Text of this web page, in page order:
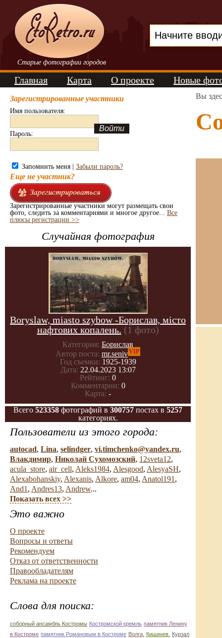
Старые фотографии городов
Главная Карта О проекте Новые
Зарегистрированные участники
Имя пользователя:
Пароль:
Запомнить меня | Забыли пароль?
Еще не участник?
Зарегистрированные участники могут размещать свои
фото, следить за комментариями и многое другое... Все
плюсы регистрации >>
Случайная фотография
Boryslaw, miasto szybow -Борислав, місто
нафтових копалень. (1 фото)
Категория: Борислав
Автор поста: mr.senivVIP
Год съемки: 1925-1939
Дата: 22.04.2023 13:07
Рейтинг: 0
Комментарии: 0
Карта: -
Всего 523358 фотографий в 300757 постах в 5257
категориях.
Пользователи из этого города:
autocad, Lina, selindger, vi.timchenko@yandex.ru,
Влакдимир, Николай Сухомозский, 12sveta12,
acula_store, air_cell, Aleks1984, Alesgood, AlesyaSH,
Alexabohanskiy, Alexanis, Alkore, am04, Anatol191 ,
And1 , Andres13, Andrew...
Показать всех >>
Это важно
О проекте
Вопросы и ответы
Рекомендуем
Отказ от ответственности
Правообладателям
Реклама на проекте
Слова для поиска:
соборный ансамбль Костромы Костромской кремль памятник Ленину
в Костроме памятник Романовым в Костроме Волга. Кишинев.
Курзал
Вы